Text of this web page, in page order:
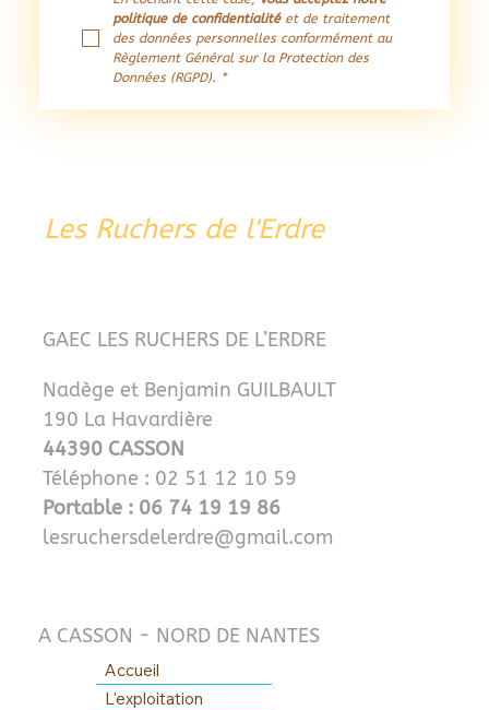
politique de confidentialité et de traitement
des données personnelles conformément au
Règlement Général sur la Protection des
Données (RGPD). *
Les Ruchers de l'Erdre
A CASSON - NORD DE NANTES
Accueil
L'exploitation
GAEC LES RUCHERS DE L’ERDRE
Nadège et Benjamin GUILBAULT
190 La Havardière
44390 CASSON
Téléphone : 02 51 12 10 59
Portable : 06 74 19 19 86
lesruchersdelerdre@gmail.com